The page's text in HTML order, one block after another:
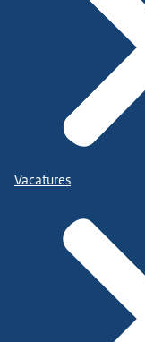
Vacatures